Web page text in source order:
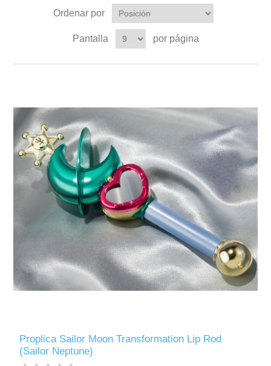
Ordenar por
Pantalla por página
Proplica Sailor Moon Transformation Lip Rod
(Sailor Neptune)